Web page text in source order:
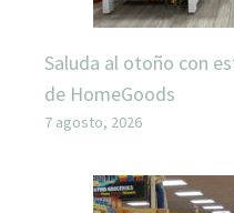
Saluda al otoño con
de HomeGoods
7 agosto, 2026